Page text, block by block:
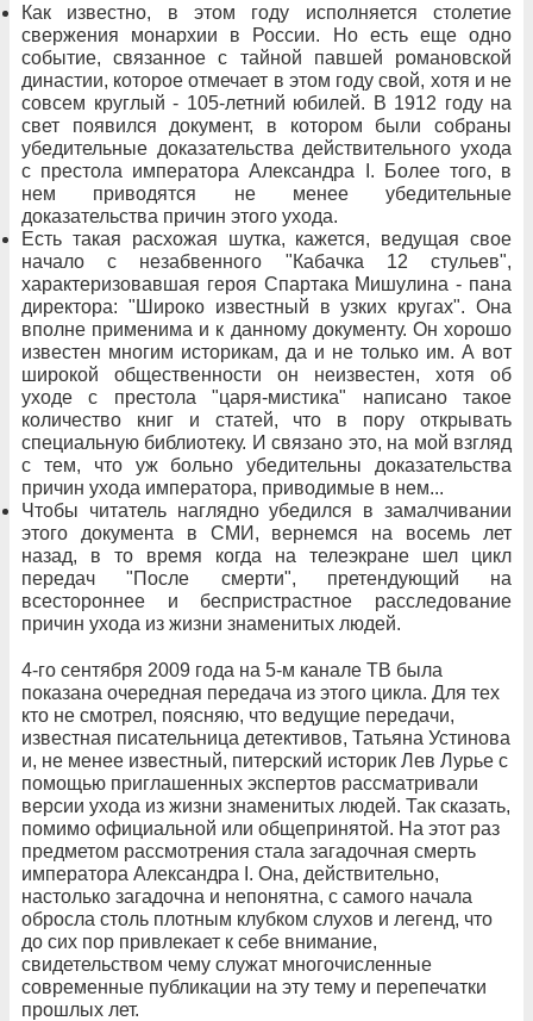
Как известно, в этом году исполняется столетие
свержения монархии в России. Но есть еще одно
событие, связанное с тайной павшей романовской
династии, которое отмечает в этом году свой, хотя и не
совсем круглый - 105-летний юбилей. В 1912 году на
свет появился документ, в котором были собраны
убедительные доказательства действительного ухода
с престола императора Александра I. Более того, в
нем приводятся не менее убедительные
доказательства причин этого ухода.
Есть такая расхожая шутка, кажется, ведущая свое
начало с незабвенного "Кабачка 12 стульев",
характеризовавшая героя Спартака Мишулина - пана
директора: "Широко известный в узких кругах". Она
вполне применима и к данному документу. Он хорошо
известен многим историкам, да и не только им. А вот
широкой общественности он неизвестен, хотя об
уходе с престола "царя-мистика" написано такое
количество книг и статей, что в пору открывать
специальную библиотеку. И связано это, на мой взгляд
с тем, что уж больно убедительны доказательства
причин ухода императора, приводимые в нем...
Чтобы читатель наглядно убедился в замалчивании
этого документа в СМИ, вернемся на восемь лет
назад, в то время когда на телеэкране шел цикл
передач "После смерти", претендующий на
всестороннее и беспристрастное расследование
причин ухода из жизни знаменитых людей.
4-го сентября 2009 года на 5-м канале ТВ была
показана очередная передача из этого цикла. Для тех
кто не смотрел, поясняю, что ведущие передачи,
известная писательница детективов, Татьяна Устинова
и, не менее известный, питерский историк Лев Лурье с
помощью приглашенных экспертов рассматривали
версии ухода из жизни знаменитых людей. Так сказать,
помимо официальной или общепринятой. На этот раз
предметом рассмотрения стала загадочная смерть
императора Александра I. Она, действительно,
настолько загадочна и непонятна, с самого начала
обросла столь плотным клубком слухов и легенд, что
до сих пор привлекает к себе внимание,
свидетельством чему служат многочисленные
современные публикации на эту тему и перепечатки
прошлых лет.